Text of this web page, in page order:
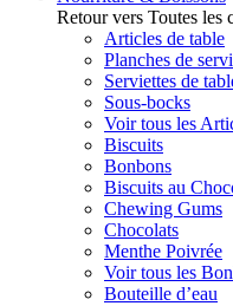
Retour vers Toutes les
Articles de table
Planches de
Serviettes de
Sous-bocks
Voir tous les
Biscuits
Bonbons
Biscuits au
Chewing Gums
Chocolats
Menthe Poivrée
Voir tous les
Bouteille d’eau